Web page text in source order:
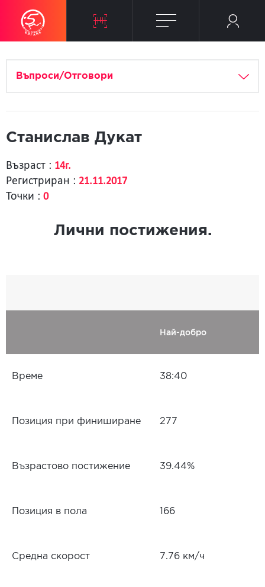
Въпроси/Отговори
Станислав Дукат
Възраст : 14г.
Регистриран : 21.11.2017
Точки : 0
Лични постижения.
Най-добро
Време 38:40
Позиция при финиширане 277
Възрастово постижение 39.44%
Позиция в пола 166
Средна скорост 7.76 км/ч